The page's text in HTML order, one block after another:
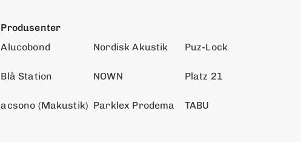
Produsenter
Alucobond
Blå Station
acsono (Makustik)
Nordisk Akustik
NOWN
Parklex Prodema
Puz-Lock
Platz 21
TABU